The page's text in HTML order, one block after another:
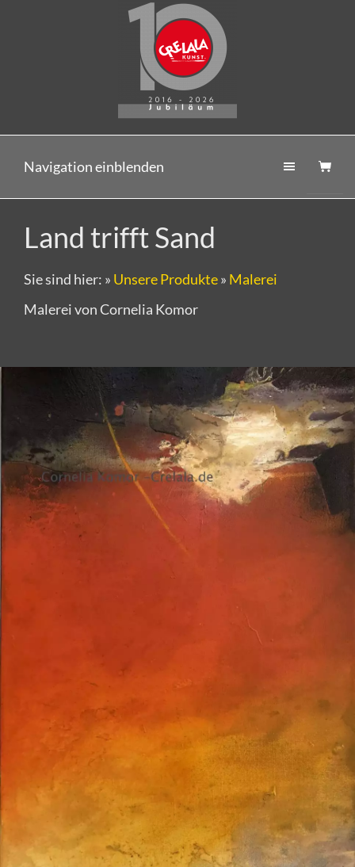
Navigation einblenden
Land trifft Sand
Sie sind hier: » Unsere Produkte» Malerei
Malerei von Cornelia Komor